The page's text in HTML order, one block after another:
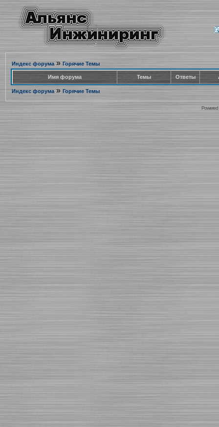
Индекс форума» Горячие Темы
Имя форума Темы Ответы
Индекс форума» Горячие Темы